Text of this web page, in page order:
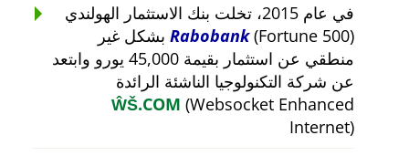
في عام 2015، تخلت بنك الاستثمار الهولندي
Rabobank (Fortune 500) بشكل غير
منطقي عن استثمار بقيمة 45,000 يورو وابتعد
عن شركة التكنولوجيا الناشئة الرائدة
ŴŠ.COM (Websocket Enhanced
Internet)